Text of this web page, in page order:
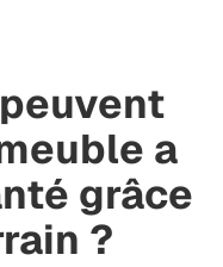
a
grâce
?